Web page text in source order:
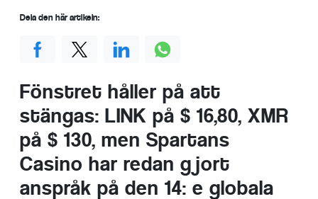
Fönstret håller på att
stängas: LINK på $ 16,80, XMR
på $ 130, men Spartans
Casino har redan gjort
anspråk på den 14: e globala
Dela den här artikeln: